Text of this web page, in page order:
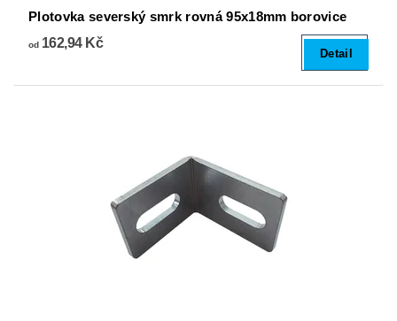
Plotovka severský smrk rovná 95x18mm borovice
od162,94 Kč
Detail